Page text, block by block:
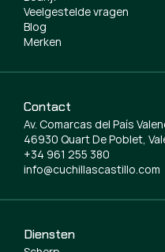
Diensten
Veelgestelde vragen
Blog
Merken
Contact
Av. Comarcas del País
46930 Quart De Poblet,
+34 961 255 380
info@cuchillascastillo.com